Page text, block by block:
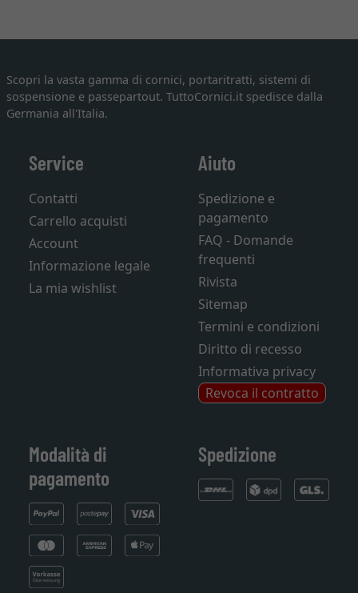
Scopri la vasta gamma di cornici, portaritratti, sistemi di
sospensione e passepartout. TuttoCornici.it spedisce dalla
Germania all'Italia.
Service
Contatti
Carrello acquisti
Account
Informazione legale
La mia wishlist
Aiuto
Spedizione e
pagamento
FAQ - Domande
frequenti
Rivista
Sitemap
Termini e condizioni
Diritto di recesso
Informativa privacy
Revoca il contratto
Modalità di
pagamento
Spedizione